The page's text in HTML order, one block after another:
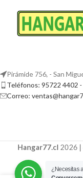
Pirámide 756, - San
Teléfonos: 95722 4402
Correo:
Hangar77.cl 2026 |
¿Necesitas